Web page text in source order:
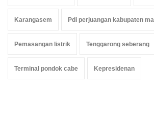
Karangasem Pdi perjuangan kabupaten
Pemasangan listrik Tenggarong seberang
Terminal pondok cabe Kepresidenan